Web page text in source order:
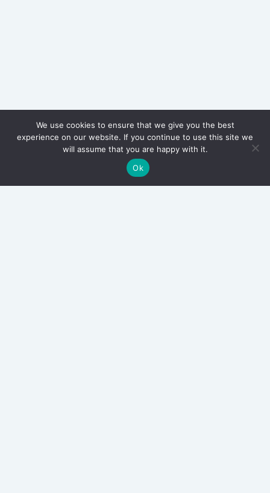
We use cookies to ensure that we give you the best
experience on our website. If you continue to use this site we
will assume that you are happy with it.
Ok